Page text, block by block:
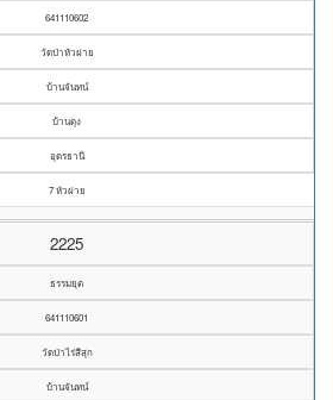
641110602
วัดป่าหัวฝาย
บ้านจันทน์
บ้านดุง
อุดรธานี
7 หัวฝาย
2225
ธรรมยุต
641110601
วัดป่าไร่สีสุก
บ้านจันทน์